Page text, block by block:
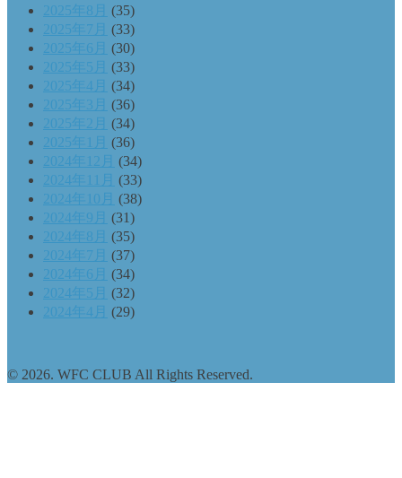
2025年8月 (35)
2025年7月 (33)
2025年6月 (30)
2025年5月 (33)
2025年4月 (34)
2025年3月 (36)
2025年2月 (34)
2025年1月 (36)
2024年12月 (34)
2024年11月 (33)
2024年10月 (38)
2024年9月 (31)
2024年8月 (35)
2024年7月 (37)
2024年6月 (34)
2024年5月 (32)
2024年4月 (29)
© 2026. WFC CLUB All Rights Reserved.